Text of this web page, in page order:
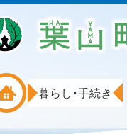
暮らし･手続き